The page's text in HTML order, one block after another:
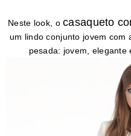
Neste look, ocasaqueto
um lindo conjunto jovem com
pesada: jovem,